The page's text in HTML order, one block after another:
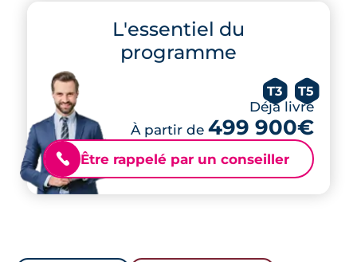
L'essentiel du
programme
T3 T5
Déjà livré
À partir de 499 900€
📞 Être rappelé par un conseiller